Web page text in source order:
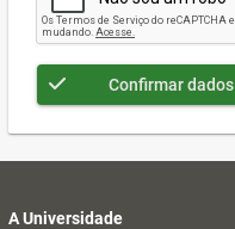
Confirmar dados
A Universidade